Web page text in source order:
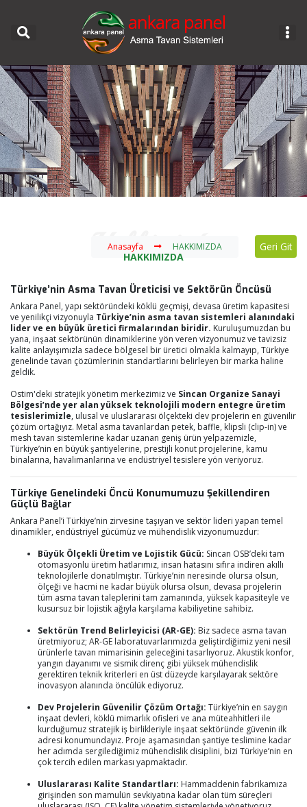
Anasayfa HAKKIMIZDA
Geri Git
HAKKIMIZDA
hakkimizda
Türkiye’nin Asma Tavan Üreticisi ve Sektörün Öncüsü
Ankara Panel, yapı sektöründeki köklü geçmişi, devasa üretim kapasitesi
ve yenilikçi vizyonuyla Türkiye’nin asma tavan sistemleri alanındaki
lider ve en büyük üretici firmalarından biridir. Kuruluşumuzdan bu
yana, inşaat sektörünün dinamiklerine yön veren vizyonumuz ve tavizsiz
kalite anlayışımızla sadece bölgesel bir üretici olmakla kalmayıp, Türkiye
genelinde tavan çözümlerinin standartlarını belirleyen bir marka haline
geldik.
Ostim'deki stratejik yönetim merkezimiz ve Sincan Organize Sanayi
Bölgesi’nde yer alan yüksek teknolojili modern entegre üretim
tesislerimizle, ulusal ve uluslararası ölçekteki dev projelerin en güvenilir
çözüm ortağıyız. Metal asma tavanlardan petek, baffle, klipsli (clip-in) ve
mesh tavan sistemlerine kadar uzanan geniş ürün yelpazemizle,
Türkiye’nin en büyük şantiyelerine, prestijli konut projelerine, kamu
binalarına, havalimanlarına ve endüstriyel tesislere yön veriyoruz.
Türkiye Genelindeki Öncü Konumumuzu Şekillendiren
Güçlü Bağlar
Ankara Panel’i Türkiye’nin zirvesine taşıyan ve sektör lideri yapan temel
dinamikler, endüstriyel gücümüz ve mühendislik vizyonumuzdur:
Büyük Ölçekli Üretim ve Lojistik Gücü: Sincan OSB’deki tam
otomasyonlu üretim hatlarımız, insan hatasını sıfıra indiren akıllı
teknolojilerle donatılmıştır. Türkiye’nin neresinde olursa olsun,
ölçeği ve hacmi ne kadar büyük olursa olsun, devasa projelerin
tüm asma tavan taleplerini tam zamanında, yüksek kapasiteyle ve
kusursuz bir lojistik ağıyla karşılama kabiliyetine sahibiz.
Sektörün Trend Belirleyicisi (AR-GE): Biz sadece asma tavan
üretmiyoruz; AR-GE laboratuvarlarımızda geliştirdiğimiz yeni nesil
ürünlerle tavan mimarisinin geleceğini tasarlıyoruz. Akustik konfor,
yangın dayanımı ve sismik direnç gibi yüksek mühendislik
gerektiren teknik kriterleri en üst düzeyde karşılayarak sektöre
inovasyon alanında öncülük ediyoruz.
Dev Projelerin Güvenilir Çözüm Ortağı: Türkiye’nin en saygın
inşaat devleri, köklü mimarlık ofisleri ve ana müteahhitleri ile
kurduğumuz stratejik iş birlikleriyle inşaat sektöründe güvenin ilk
adresi konumundayız. Proje aşamasından şantiye teslimine kadar
her adımda sergilediğimiz mühendislik disiplini, bizi Türkiye’nin en
çok tercih edilen markası yapmaktadır.
Uluslararası Kalite Standartları: Hammaddenin fabrikamıza
girişinden son mamulün sevkiyatına kadar olan tüm süreçleri